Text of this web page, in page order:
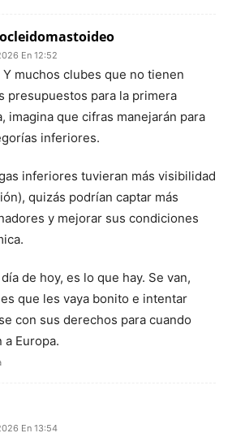
En 12:52
Y muchos clubes que no tienen
presupuestos para la primera
imagina que cifras manejarán para
inferiores.
inferiores tuvieran más visibilidad
quizás podrían captar más
y mejorar sus condiciones
de hoy, es lo que hay. Se van,
que les vaya bonito e intentar
con sus derechos para cuando
a Europa.
En 13:54